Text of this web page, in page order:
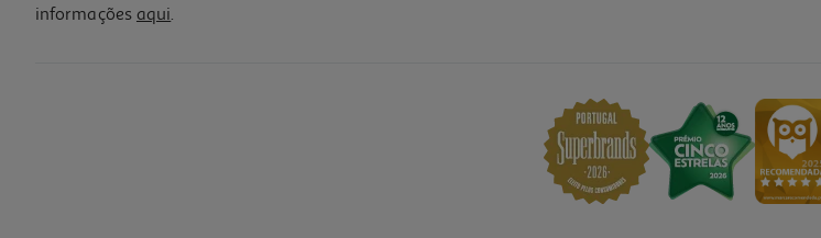
informações aqui.